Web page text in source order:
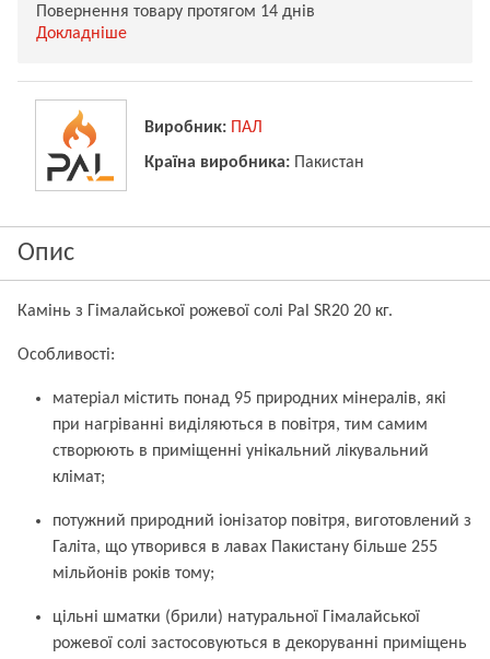
Повернення товару протягом 14 днів
Докладніше
Виробник: ПАЛ
Країна виробника:
Пакистан
Опис
Камінь з Гімалайської рожевої солі Pal SR20 20 кг.
Особливості:
матеріал містить понад 95 природних мінералів, які
при нагріванні виділяються в повітря, тим самим
створюють в приміщенні унікальний лікувальний
клімат;
потужний природний іонізатор повітря, виготовлений з
Галіта, що утворився в лавах Пакистану більше 255
мільйонів років тому;
цільні шматки (брили) натуральної Гімалайської
рожевої солі застосовуються в декоруванні приміщень